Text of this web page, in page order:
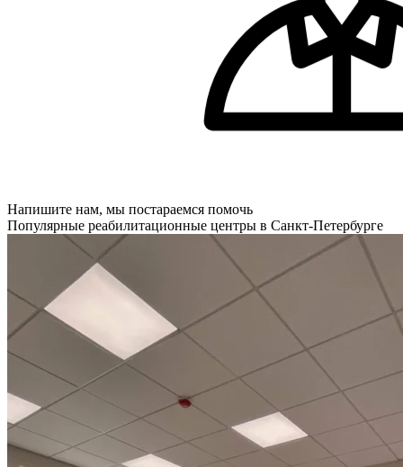
Напишите нам, мы постараемся помочь
Популярные реабилитационные центры в Санкт-Петербурге